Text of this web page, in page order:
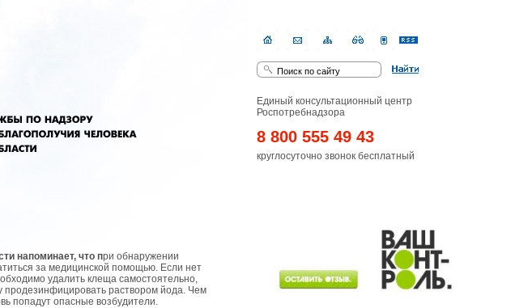
Единый консультационный центр
Роспотребнадзора
8 800 555 49 43
круглосуточно звонок бесплатный
напоминает, что при обнаружении
за медицинской помощью. Если нет
удалить клеща самостоятельно,
продезинфицировать раствором йода. Чем
попадут опасные возбудители.